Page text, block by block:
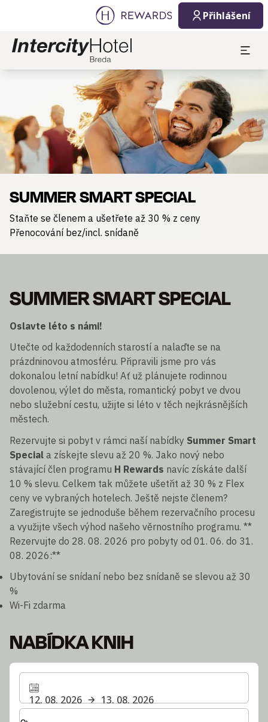
Přihlášení
SUMMER SMART SPECIAL
Staňte se členem a ušetřete až 30 % z ceny
Přenocování bez/incl. snídaně
SUMMER SMART SPECIAL
Oslavte léto s námi!
Utečte od každodenních starostí a nalaďte se na
prázdninovou atmosféru. Připravili jsme pro vás
dokonalou letní nabídku! Ať už plánujete rodinnou
dovolenou, výlet do města, romantický pobyt ve dvou
nebo služební cestu, užijte si léto v těch nejkrásnějších
městech.
Rezervujte si pobyt v rámci naší nabídky Summer Smart
Special a získejte slevu až 20 %. Jako nový nebo
stávající člen programu H Rewards navíc získáte další
10 % slevu. Celkem tak můžete ušetřit až 30 % z Flex
ceny ve vybraných hotelech. Ještě nejste členem?
Zaregistrujte se jednoduše během rezervačního procesu
a využijte všech výhod našeho věrnostního programu. **
Rezervujte do 28. 08. 2026 pro pobyty od 01. 06. do 31.
08. 2026:**
Ubytování se snídaní nebo bez snídaně se slevou až 30
%
Wi-Fi zdarma
NABÍDKA KNIH
12. 08. 2026
13. 08. 2026
Zvolte počet pokojů a hostů pro svůj pobyt